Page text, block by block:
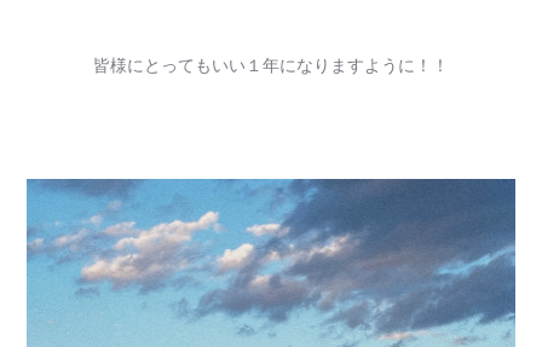
皆様にとってもいい１年になりますように！！